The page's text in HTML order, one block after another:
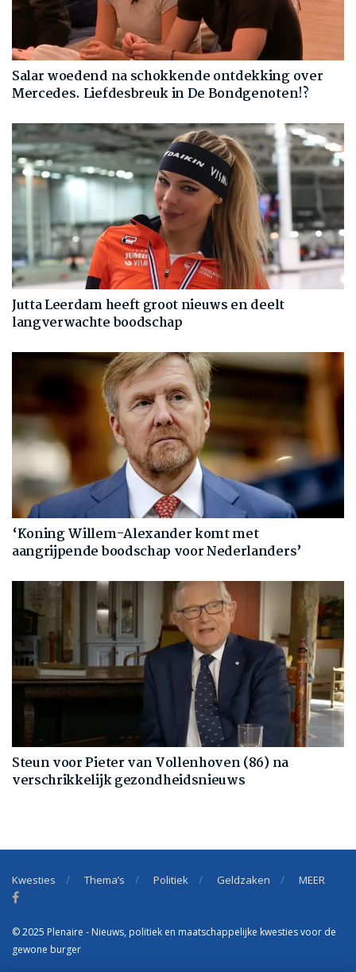
Salar woedend na schokkende ontdekking over
Mercedes. Liefdesbreuk in De Bondgenoten!?
Jutta Leerdam heeft groot nieuws en deelt
langverwachte boodschap
‘Koning Willem-Alexander komt met
aangrijpende boodschap voor Nederlanders’
Steun voor Pieter van Vollenhoven (86) na
verschrikkelijk gezondheidsnieuws
Kwesties Thema’s Politiek Geldzaken MEER
© 2025 Plenaire - Nieuws, politiek en maatschappelijke kwesties voor de
gewone burger